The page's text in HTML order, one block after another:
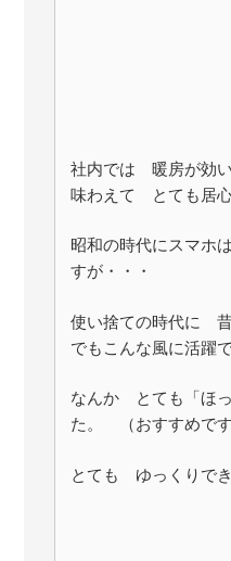
社内では 暖房が効
味わえて とても居心
昭和の時代にスマホ
すが・・・
使い捨ての時代に
でもこんな風に活躍
なんか とても「ほ
た。 （おすすめです
とても ゆっくりでき